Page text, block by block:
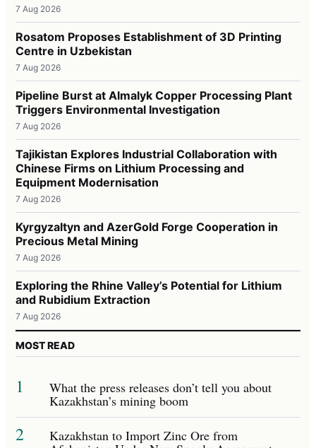
7 Aug 2026
Rosatom Proposes Establishment of 3D Printing
Centre in Uzbekistan
7 Aug 2026
Pipeline Burst at Almalyk Copper Processing Plant
Triggers Environmental Investigation
7 Aug 2026
Tajikistan Explores Industrial Collaboration with
Chinese Firms on Lithium Processing and
Equipment Modernisation
7 Aug 2026
Kyrgyzaltyn and AzerGold Forge Cooperation in
Precious Metal Mining
7 Aug 2026
Exploring the Rhine Valley’s Potential for Lithium
and Rubidium Extraction
7 Aug 2026
MOST READ
1 What the press releases don’t tell you about
Kazakhstan’s mining boom
2 Kazakhstan to Import Zinc Ore from